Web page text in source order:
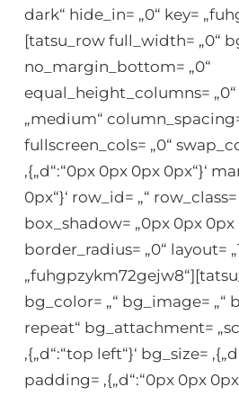
dark“ hide_in= „0“ key=
[tatsu_row full_width= „0“
no_margin_bottom= „0“
equal_height_columns=
„medium“
fullscreen_cols= „0“
‚{„d“:“0px 0px 0px 0px“}‘
0px“}‘ row_id= „“
box_shadow= „0px 0px 0px
border_radius= „0“ layout=
bg_color= „“ bg_image= „“
repeat“ bg_attachment=
‚{„d“:“top left“}‘ bg_size=
padding= ‚{„d“:“0px 0px 0px